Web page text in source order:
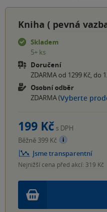
Kniha ( pevná
Skladem
5+ ks
Doručení
ZDARMA od 1299 Kč, do
Osobní odběr
ZDARMA (Vyberte
199 Kč s DPH
Běžně 399 Kč
Jsme transparentní
Nejnižší cena před akcí: 319 Kč